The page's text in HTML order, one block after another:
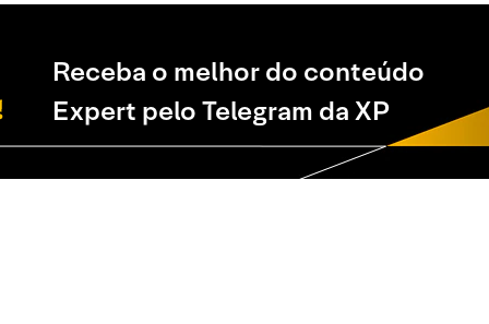
Receba o melhor do conteúdo
Expert pelo Telegram da XP